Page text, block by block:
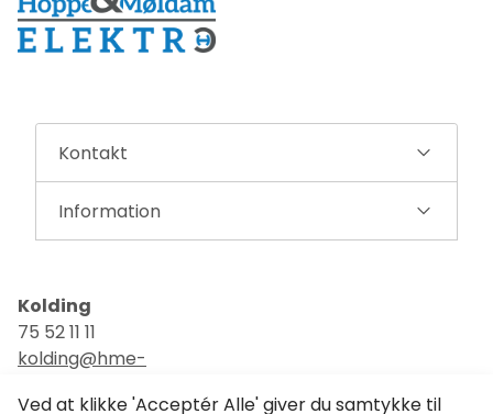
Kontakt
Information
Kolding
75 52 11 11
kolding@hme-
Ved at klikke 'Acceptér Alle' giver du samtykke til